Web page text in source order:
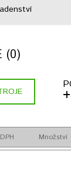
(0)
Množství